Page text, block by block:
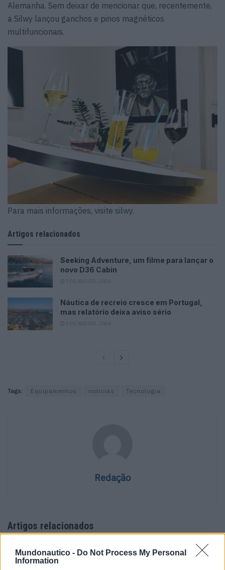
Mundonautico - Do Not Process My Personal
Information
Alemanha. Sem deixar de mencionar que, recentemente,
a Silwy lançou ganchos e pinos magnéticos
multifuncionais.
Para mais informações, visite silwy.
Artigos relacionados
Seeking Adventure, um filme para lançar o
novo D36 Cabin
Náutica de recreio cresce em Portugal,
mas relatório deixa aviso sério
Tags: Equipamentos noticias Tecnologia
Redação
Artigos relacionados